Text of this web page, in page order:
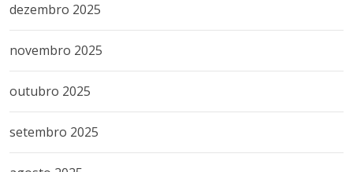
dezembro 2025
novembro 2025
outubro 2025
setembro 2025